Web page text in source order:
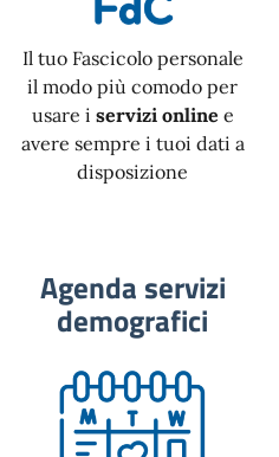
Il tuo Fascicolo personale
il modo più comodo per
usare i servizi online e
avere sempre i tuoi dati a
disposizione
Agenda servizi
demografici